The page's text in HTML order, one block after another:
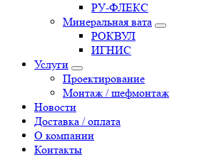
РУ-ФЛЕКС
Минеральная вата
РОКВУЛ
ИГНИС
Услуги
Проектирование
Монтаж / шефмонтаж
Новости
Доставка / оплата
О компании
Контакты